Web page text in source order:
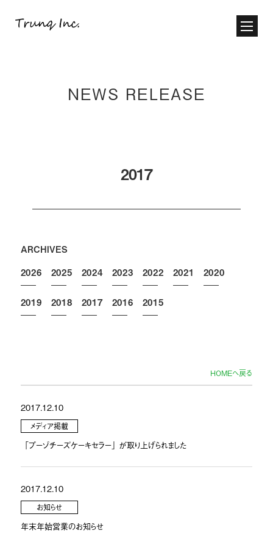
NEWS RELEASE
2017
ARCHIVES
2026 2025 2024 2023 2022 2021 2020
2019 2018 2017 2016 2015
HOMEへ戻る
2017.12.10
メディア掲載
「プーゾチーズケーキセラー」が取り上げられました
2017.12.10
お知らせ
年末年始営業のお知らせ